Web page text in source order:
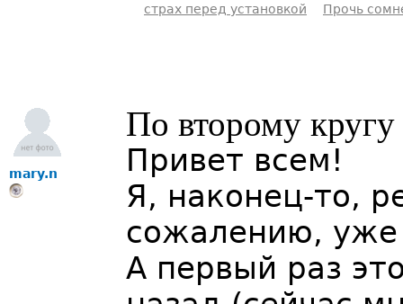
страх перед установкой Прочь
mary.n
По второму кругу
Привет всем!
Я, наконец-то,
сожалению, уже
А первый раз